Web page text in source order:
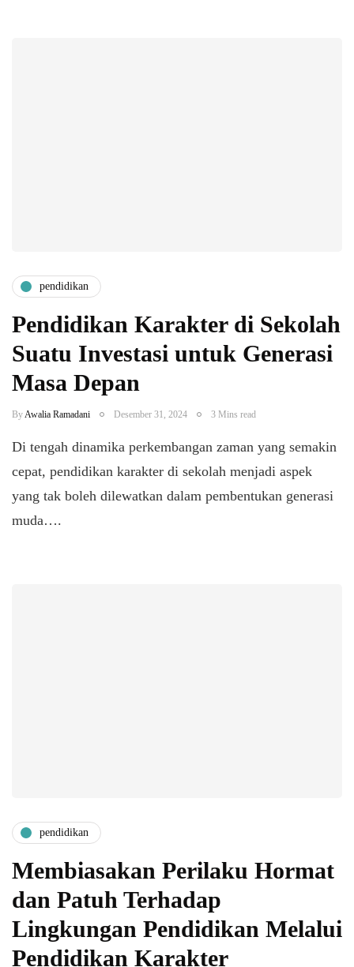
pendidikan
Pendidikan Karakter di Sekolah
Suatu Investasi untuk Generasi
Masa Depan
ByAwalia Ramadani Desember 31, 2024 3 Mins read
Di tengah dinamika perkembangan zaman yang semakin
cepat, pendidikan karakter di sekolah menjadi aspek
yang tak boleh dilewatkan dalam pembentukan generasi
muda….
pendidikan
Membiasakan Perilaku Hormat
dan Patuh Terhadap
Lingkungan Pendidikan Melalui
Pendidikan Karakter